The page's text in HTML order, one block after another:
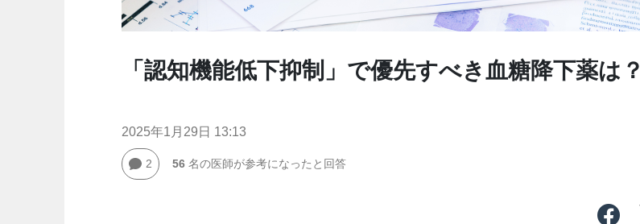
「認知機能低下抑制」で優先すべき血糖降下薬は？
2025年1月29日 13:13
2 56名の医師が参考になったと回答